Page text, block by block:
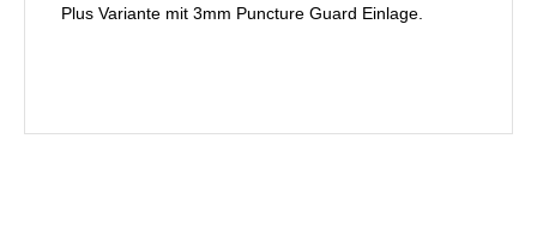
Plus Variante mit 3mm Puncture Guard Einlage.